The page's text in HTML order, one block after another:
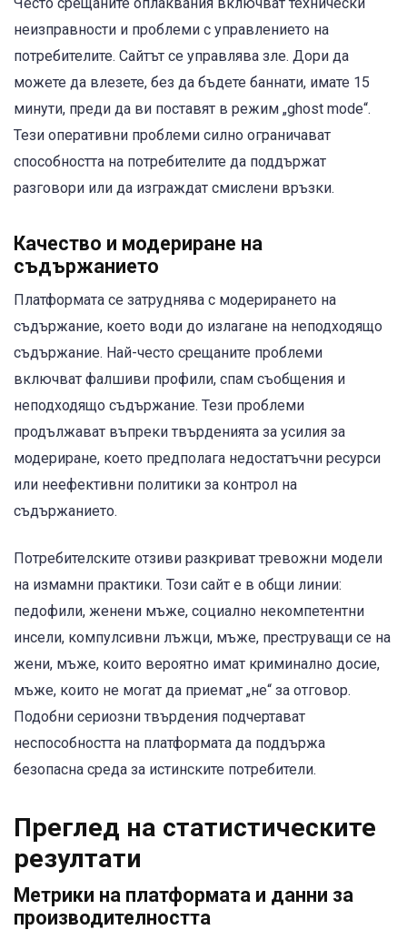
Често срещаните оплаквания включват технически
неизправности и проблеми с управлението на
потребителите. Сайтът се управлява зле. Дори да
можете да влезете, без да бъдете баннати, имате 15
минути, преди да ви поставят в режим „ghost mode“.
Тези оперативни проблеми силно ограничават
способността на потребителите да поддържат
разговори или да изграждат смислени връзки.
Качество и модериране на
съдържанието
Платформата се затруднява с модерирането на
съдържание, което води до излагане на неподходящо
съдържание. Най-често срещаните проблеми
включват фалшиви профили, спам съобщения и
неподходящо съдържание. Тези проблеми
продължават въпреки твърденията за усилия за
модериране, което предполага недостатъчни ресурси
или неефективни политики за контрол на
съдържанието.
Потребителските отзиви разкриват тревожни модели
на измамни практики. Този сайт е в общи линии:
педофили, женени мъже, социално некомпетентни
инсели, компулсивни лъжци, мъже, преструващи се на
жени, мъже, които вероятно имат криминално досие,
мъже, които не могат да приемат „не“ за отговор.
Подобни сериозни твърдения подчертават
неспособността на платформата да поддържа
безопасна среда за истинските потребители.
Преглед на статистическите
резултати
Метрики на платформата и данни за
производителността